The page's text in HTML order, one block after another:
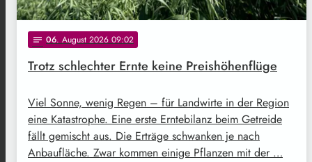
notes 06. August 2026 09:02
Trotz schlechter Ernte keine Preishöhenflüge
Viel Sonne, wenig Regen – für Landwirte in der Region
eine Katastrophe. Eine erste Erntebilanz beim Getreide
fällt gemischt aus. Die Erträge schwanken je nach
Anbaufläche. Zwar kommen einige Pflanzen mit der …